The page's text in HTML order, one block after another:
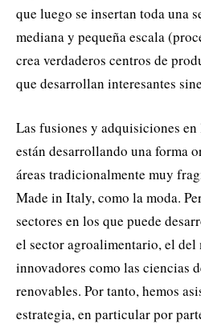
que luego se insertan toda una
mediana y pequeña escala
crea verdaderos centros de
que desarrollan interesantes
Las fusiones y adquisiciones
están desarrollando una forma
áreas tradicionalmente muy
Made in Italy, como la moda.
sectores en los que puede
el sector agroalimentario, el del
innovadores como las ciencias
renovables. Por tanto, hemos
estrategia, en particular por